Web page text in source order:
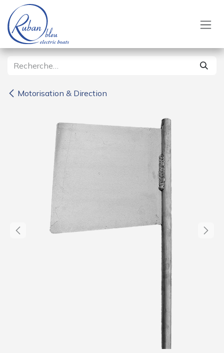
Se rendre au contenu
Motorisation & Direction